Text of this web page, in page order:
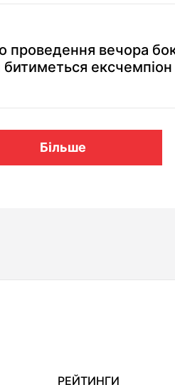
проведення вечора
ексчемпіон
Більше
РЕЙТИНГИ